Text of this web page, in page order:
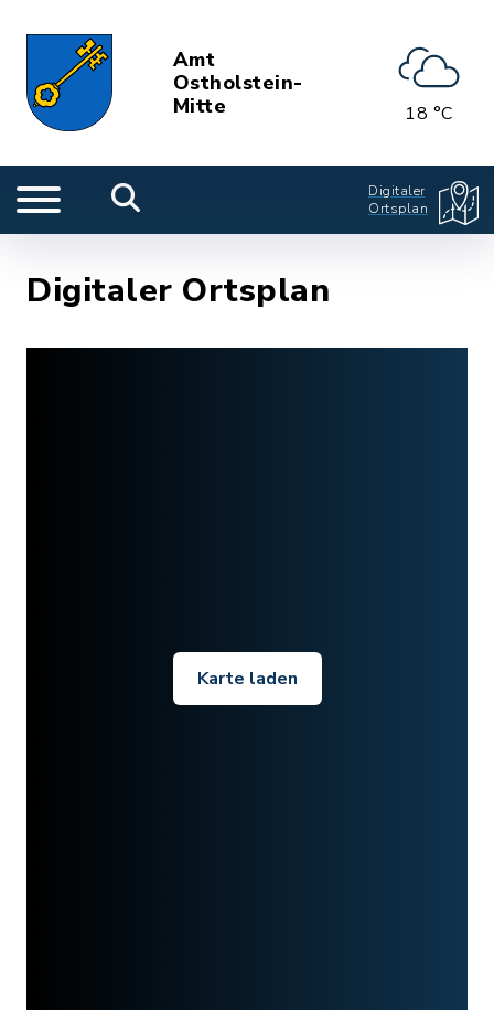
Amt
Ostholstein-
Mitte
18 °C
Digitaler
Ortsplan
Digitaler Ortsplan
Karte laden